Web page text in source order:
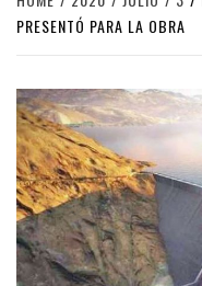
PRESENTÓ PARA LA OBRA